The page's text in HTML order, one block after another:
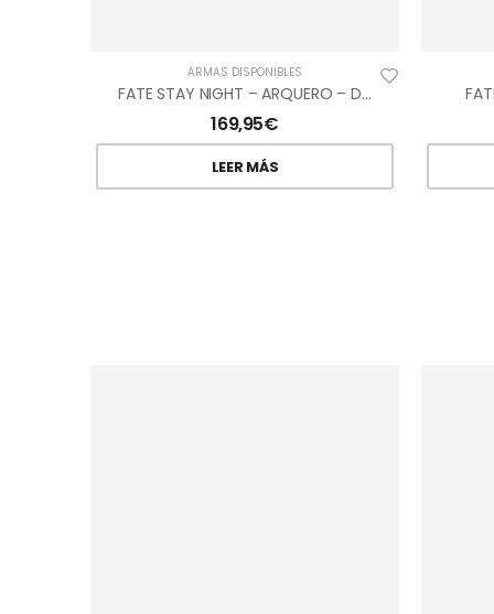
ARMAS DISPONIBLES
FATE STAY NIGHT – ARQUERO – DAGAS YIN YANG
169,95€
LEER MÁS